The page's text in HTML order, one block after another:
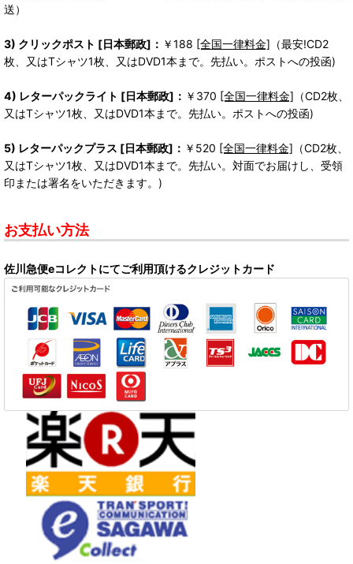
送）
3) クリックポスト [日本郵政]： ￥188 [全国一律料金] （最安!CD2
枚、又はTシャツ1枚、又はDVD1本まで。先払い。ポストへの投函)
4) レターパックライト [日本郵政]： ￥370 [全国一律料金] （CD2枚、
又はTシャツ1枚、又はDVD1本まで。先払い。ポストへの投函)
5) レターパックプラス [日本郵政]： ￥520 [全国一律料金] （CD2枚、
又はTシャツ1枚、又はDVD1本まで。先払い。対面でお届けし、受領
印または署名をいただきます。)
お支払い方法
佐川急便eコレクトにてご利用頂けるクレジットカード